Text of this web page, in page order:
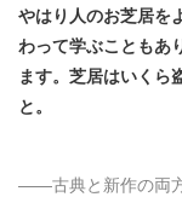
やはり人のお芝居を
わって学ぶこともあ
ます。芝居はいくら
と。
――古典と新作の両